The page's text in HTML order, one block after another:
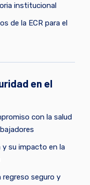
institucional
de la ECR para el
en el
con la salud
y su impacto en la
regreso seguro y